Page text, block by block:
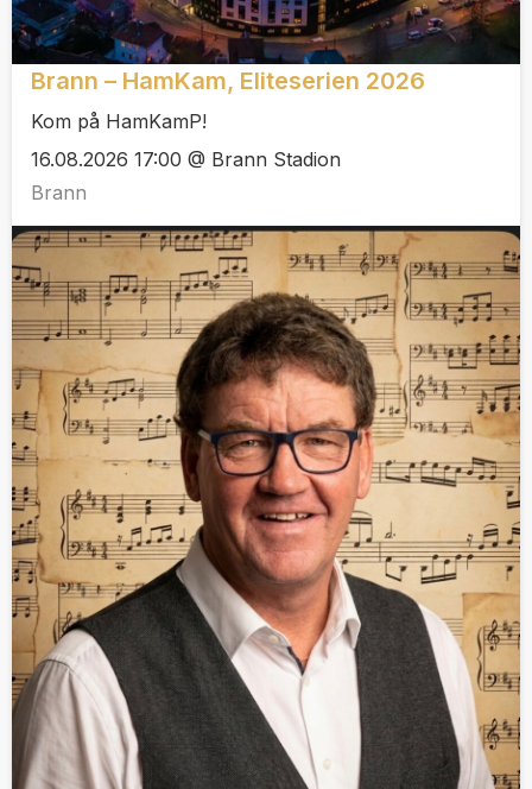
Brann – HamKam, Eliteserien 2026
Kom på HamKamP!
16.08.2026 17:00 @ Brann Stadion
Brann